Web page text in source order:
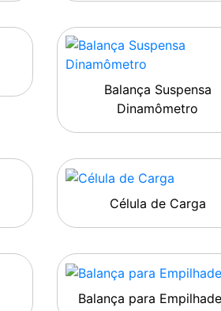
Balança Suspensa
Dinamômetro
Célula de Carga
Balança para